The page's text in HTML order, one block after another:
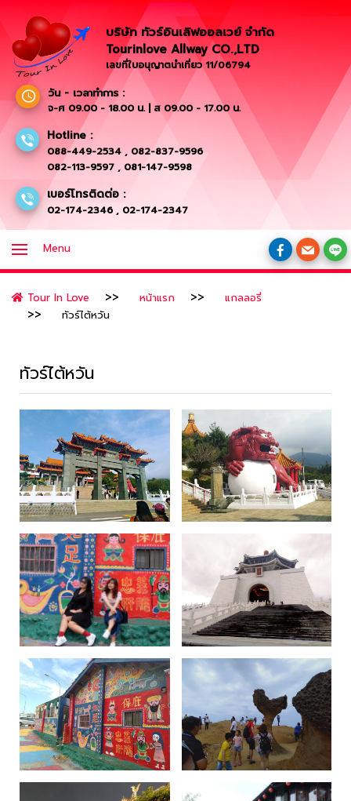
บริษัท ทัวร์อินเลิฟออลเวย์ จำกัด
Tourinlove Allway CO.,LTD
เลขที่ใบอนุญาตนำเที่ยว 11/06794
วัน - เวลาทำการ :
จ-ศ 09.00 - 18.00 น. | ส 09.00 - 17.00 น.
Hotline :
088-449-2534 , 082-837-9596
082-113-9597 , 081-147-9598
เบอร์โทรติดต่อ :
02-174-2346 , 02-174-2347
Menu
Tour In Love หน้าแรก
แกลลอรี่
ทัวร์ไต้หวัน
ทัวร์ไต้หวัน